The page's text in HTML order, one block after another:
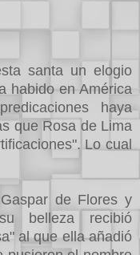
santa un elogio
habido en América
haya
que Rosa de Lima
Lo cual
de Flores y
belleza recibió
al que ella añadió